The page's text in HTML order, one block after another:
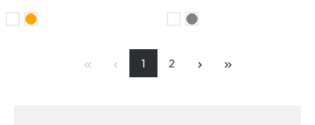
Seite
1
, aktuelle Seite
Seite
2